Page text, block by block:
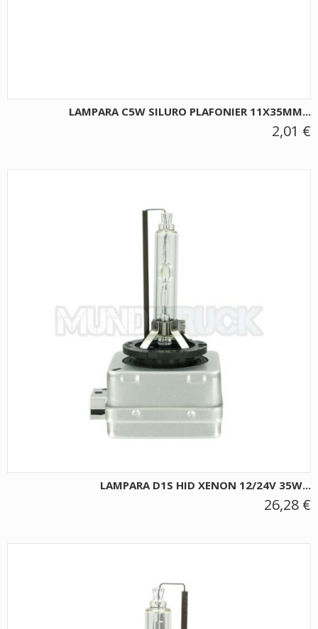
LAMPARA C5W SILURO PLAFONIER 11X35MM...
2,01 €
LAMPARA D1S HID XENON 12/24V 35W...
26,28 €